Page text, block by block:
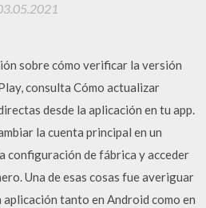
sobre cómo verificar la versión
consulta Cómo actualizar
desde la aplicación en tu app.
la cuenta principal en un
configuración de fábrica y acceder
Una de esas cosas fue averiguar
tanto en Android como en